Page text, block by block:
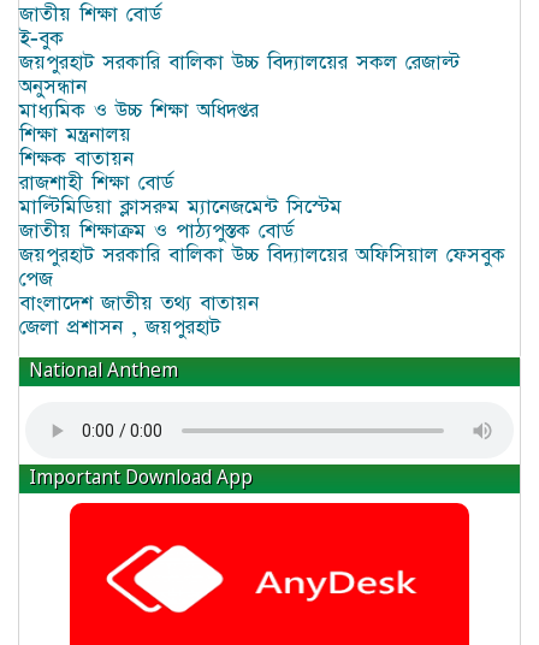
জাতীয় শিক্ষা বোর্ড
ই-বুক
জয়পুরহাট সরকারি বালিকা উচ্চ বিদ্যালয়ের সকল রেজাল্ট
অনুসন্ধান
মাধ্যমিক ও উচ্চ শিক্ষা অধিদপ্তর
শিক্ষা মন্ত্রনালয়
শিক্ষক বাতায়ন
রাজশাহী শিক্ষা বোর্ড
মাল্টিমিডিয়া ক্লাসরুম ম্যানেজমেন্ট সিস্টেম
জাতীয় শিক্ষাক্রম ও পাঠ্যপুস্তক বোর্ড
জয়পুরহাট সরকারি বালিকা উচ্চ বিদ্যালয়ের অফিসিয়াল ফেসবুক
পেজ
বাংলাদেশ জাতীয় তথ্য বাতায়ন
জেলা প্রশাসন , জয়পুরহাট
National Anthem
Important Download App